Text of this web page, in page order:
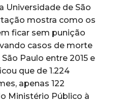
Universidade de São
mostra como os
ficar sem punição
casos de morte
Paulo entre 2015 e
que de 1.224
apenas 122
Ministério Público à